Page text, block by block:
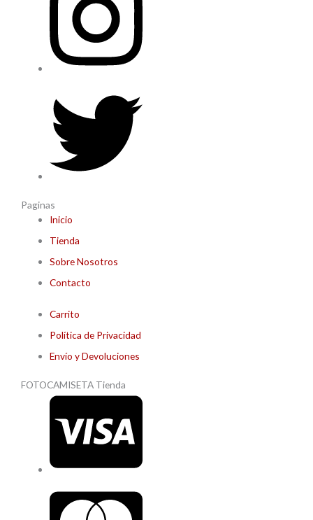
Paginas
Inicio
Tienda
Sobre Nosotros
Contacto
Carrito
Política de Privacidad
Envío y Devoluciones
FOTOCAMISETA Tienda